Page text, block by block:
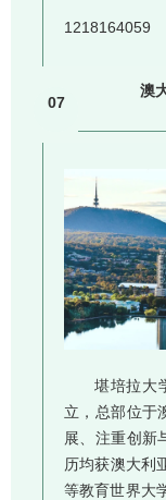
1218164059
07
澳
堪培拉大
立，总部位于
展、注重创新
历均获澳大利
等教育世界大